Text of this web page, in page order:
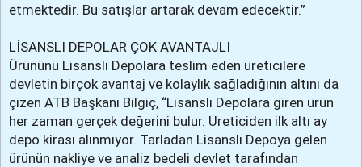
etmektedir. Bu satışlar artarak devam edecektir.”
LİSANSLI DEPOLAR ÇOK AVANTAJLI
Ürününü Lisanslı Depolara teslim eden üreticilere
devletin birçok avantaj ve kolaylık sağladığının altını da
çizen ATB Başkanı Bilgiç, “Lisanslı Depolara giren ürün
her zaman gerçek değerini bulur. Üreticiden ilk altı ay
depo kirası alınmıyor. Tarladan Lisanslı Depoya gelen
ürünün nakliye ve analiz bedeli devlet tarafından